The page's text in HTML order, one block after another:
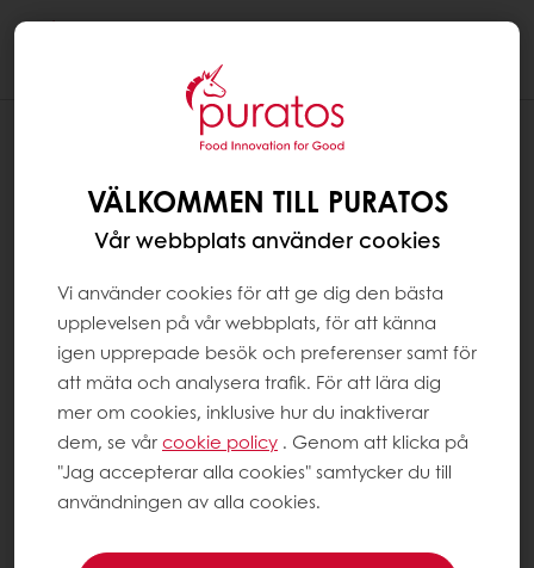
VÄLKOMMEN TILL PURATOS
Vår webbplats använder cookies
Vi använder cookies för att ge dig den bästa
upplevelsen på vår webbplats, för att känna
igen upprepade besök och preferenser samt för
att mäta och analysera trafik. För att lära dig
mer om cookies, inklusive hur du inaktiverar
dem, se vårcookie policy . Genom att klicka på
"Jag accepterar alla cookies" samtycker du till
användningen av alla cookies.